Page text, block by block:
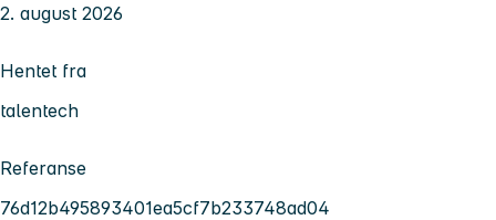
2. august 2026
Hentet fra
talentech
Referanse
76d12b495893401ea5cf7b233748ad04